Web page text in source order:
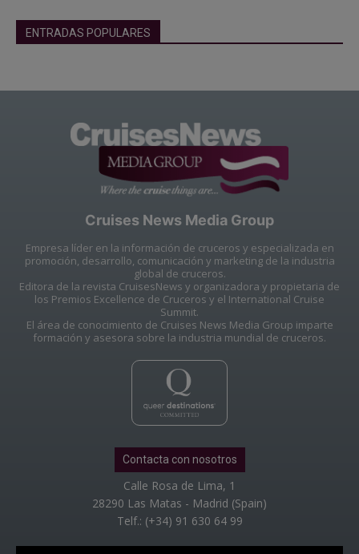
ENTRADAS POPULARES
Cruises News Media Group
Empresa líder en la información de cruceros y especializada en
promoción, desarrollo, comunicación y marketing de la industria
global de cruceros.
Editora de la revista CruisesNews y organizadora y propietaria de
los Premios Excellence de Cruceros y el International Cruise
Summit.
El área de conocimiento de Cruises News Media Group imparte
formación y asesora sobre la industria mundial de cruceros.
Contacta con nosotros
Calle Rosa de Lima, 1
28290 Las Matas - Madrid (Spain)
Telf.: (+34) 91 630 64 99